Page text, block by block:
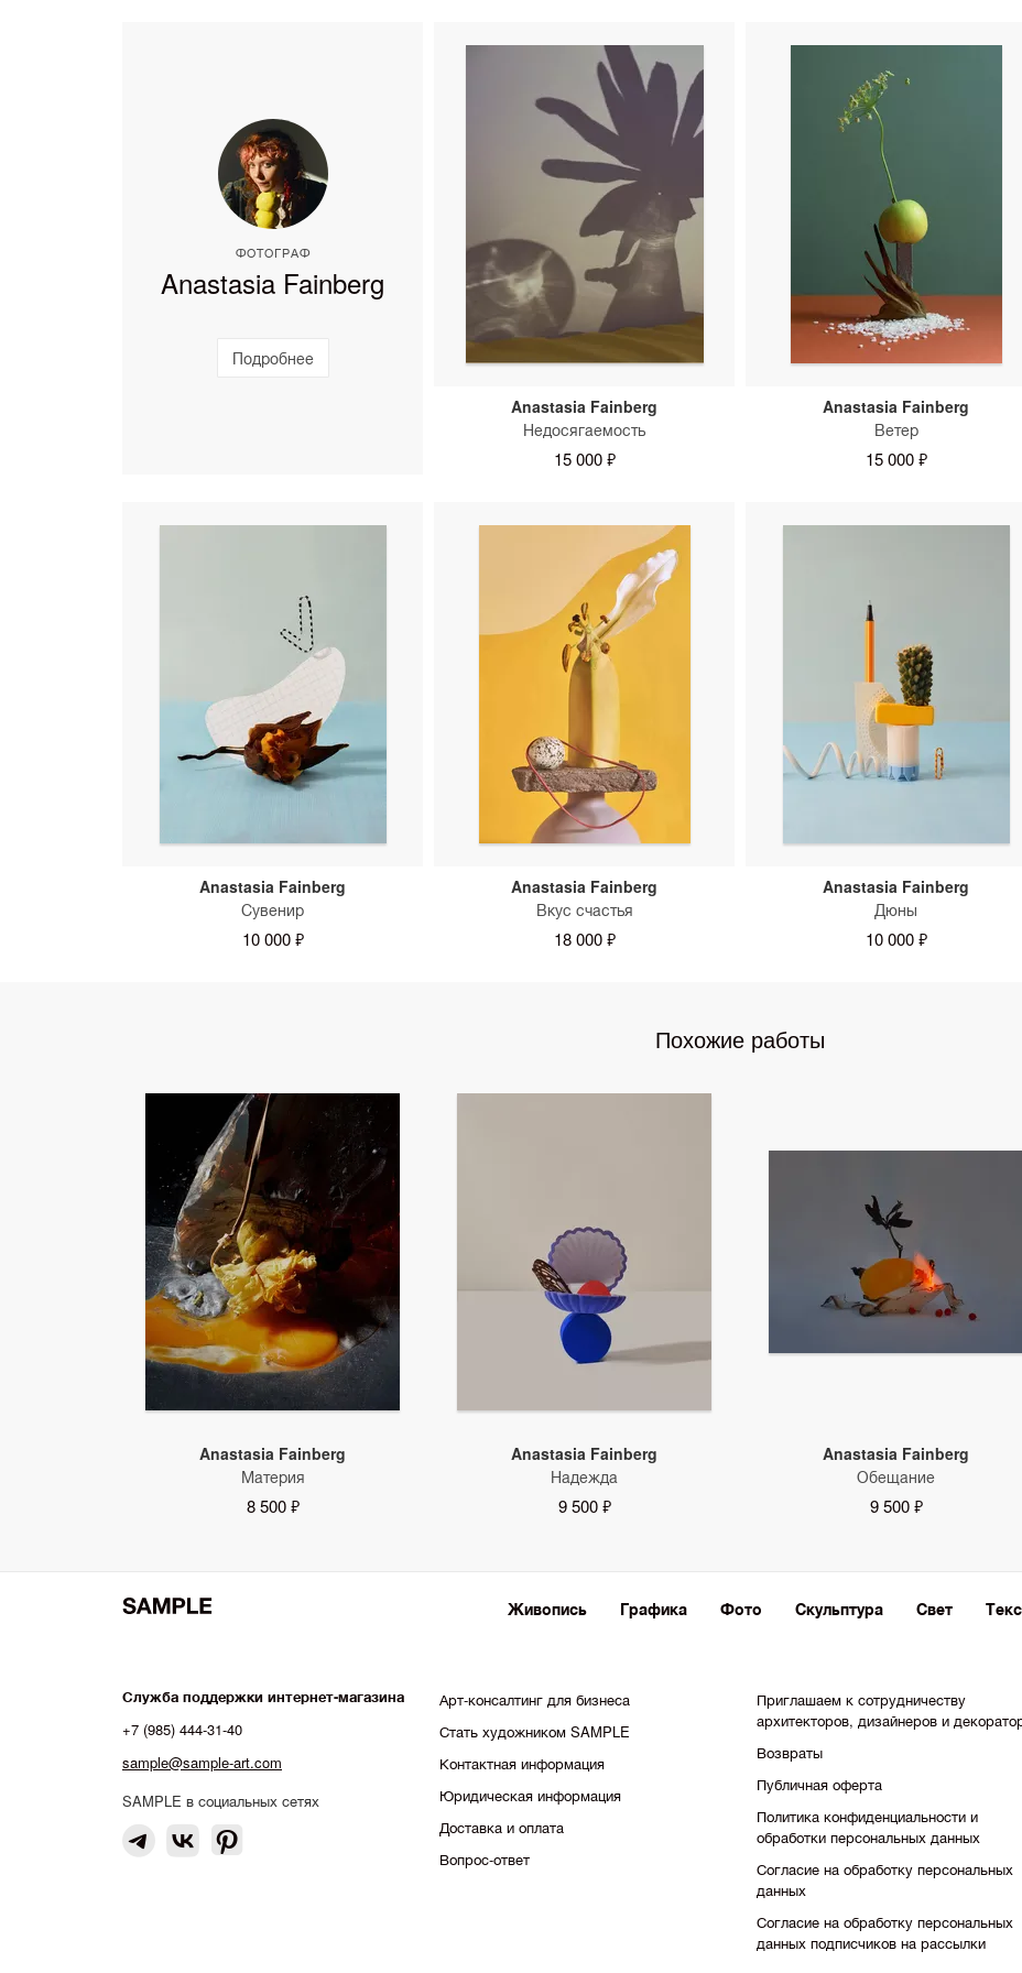
ФОТОГРАФ
Anastasia Fainberg
Подробнее
Anastasia Fainberg
Недосягаемость
15 000 ₽
Anastasia Fainberg
Ветер
15 000 ₽
Anastasia Fainberg
Сувенир
10 000 ₽
Anastasia Fainberg
Вкус счастья
18 000 ₽
Anastasia Fainberg
Дюны
10 000 ₽
Похожие работы
Anastasia Fainberg
Материя
8 500 ₽
Anastasia Fainberg
Надежда
9 500 ₽
Anastasia Fainberg
Обещание
9 500 ₽
Живопись Графика Фото Скульптура Свет
Служба поддержки интернет-магазина
+7 (985) 444-31-40
sample@sample-art.com
SAMPLE в социальных сетях
Арт-консалтинг для бизнеса
Стать художником SAMPLE
Контактная информация
Юридическая информация
Доставка и оплата
Вопрос-ответ
Приглашаем к сотрудничеству
архитекторов, дизайнеров и
Возвраты
Публичная оферта
Политика конфиденциальности и
обработки персональных данных
Согласие на обработку персональных
данных
Согласие на обработку персональных
данных подписчиков на рассылки